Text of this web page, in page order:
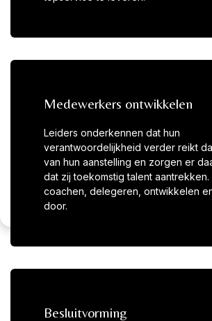
Medewerkers ontwikkelen
Leiders onderkennen dat hun
verantwoordelijkheid verder reikt
van hun aanstelling en zorgen er
dat zij toekomstig talent aantrekken.
coachen, delegeren, ontwikkelen
door.
Besluitvorming
We use cookies to ensure that
Accepteer
alles